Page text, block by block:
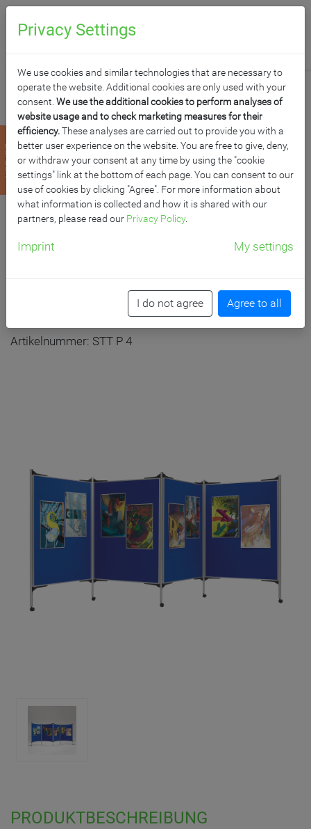
zurück MOBILE STELLWAND
BESTEHEND AUS 4
TAFELFLÄCHEN AUF
ROLLEN
Artikelnummer: STT P 4
PRODUKTBESCHREIBUNG
Privacy Settings
We use cookies and similar technologies that are necessary to
operate the website. Additional cookies are only used with your
consent. We use the additional cookies to perform analyses of
website usage and to check marketing measures for their
efficiency.These analyses are carried out to provide you with a
better user experience on the website. You are free to give, deny,
or withdraw your consent at any time by using the "cookie
settings" link at the bottom of each page. You can consent to our
use of cookies by clicking "Agree". For more information about
what information is collected and how it is shared with our
partners, please read our Privacy Policy.
Imprint My settings
I do not agree Agree to all